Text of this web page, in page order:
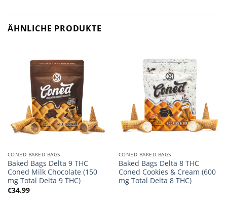
ÄHNLICHE PRODUKTE
CONED BAKED BAGS
Baked Bags Delta 9 THC
Coned Milk Chocolate (150
mg Total Delta 9 THC)
€34.99
CONED BAKED BAGS
Baked Bags Delta 8 THC
Coned Cookies & Cream (600
mg Total Delta 8 THC)